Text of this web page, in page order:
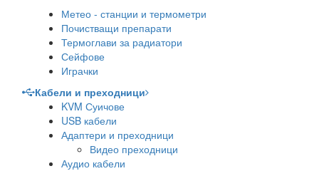
Метео - станции и термометри
Почистващи препарати
Термоглави за радиатори
Сейфове
Играчки
Кабели и преходници
KVM Суичове
USB кабели
Адаптери и преходници
Видео преходници
Аудио кабели